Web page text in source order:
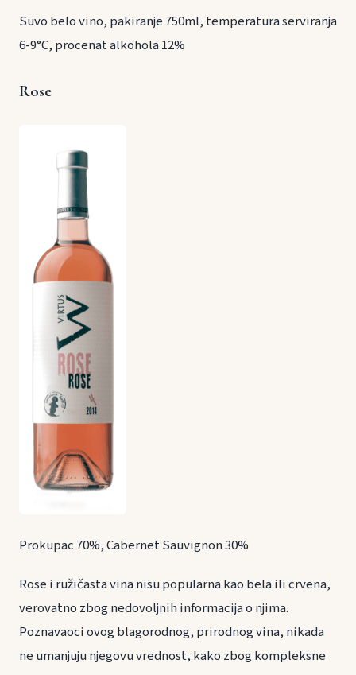
Suvo belo vino, pakiranje 750ml, temperatura serviranja
6-9°C, procenat alkohola 12%
Rose
Prokupac 70%, Cabernet Sauvignon 30%
Rose i ružičasta vina nisu popularna kao bela ili crvena,
verovatno zbog nedovoljnih informacija o njima.
Poznavaoci ovog blagorodnog, prirodnog vina, nikada
ne umanjuju njegovu vrednost, kako zbog kompleksne